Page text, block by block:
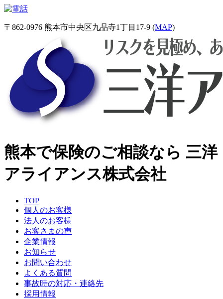
〒862-0976 熊本市中央区九品寺1丁目17-9 (MAP)
熊本で保険のご相談なら 三洋
アライアンス株式会社
TOP
個人のお客様
法人のお客様
お客さまの声
企業情報
お知らせ
お問い合わせ
よくある質問
事故時の対応・連絡先
採用情報